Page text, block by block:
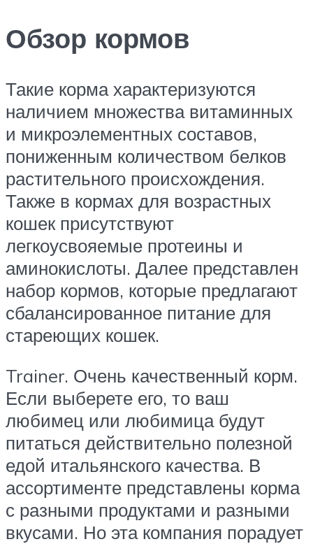
Обзор кормов
Такие корма характеризуются
наличием множества витаминных
и микроэлементных составов,
пониженным количеством белков
растительного происхождения.
Также в кормах для возрастных
кошек присутствуют
легкоусвояемые протеины и
аминокислоты. Далее представлен
набор кормов, которые предлагают
сбалансированное питание для
стареющих кошек.
Trainer. Очень качественный корм.
Если выберете его, то ваш
любимец или любимица будут
питаться действительно полезной
едой итальянского качества. В
ассортименте представлены корма
с разными продуктами и разными
вкусами. Но эта компания порадует